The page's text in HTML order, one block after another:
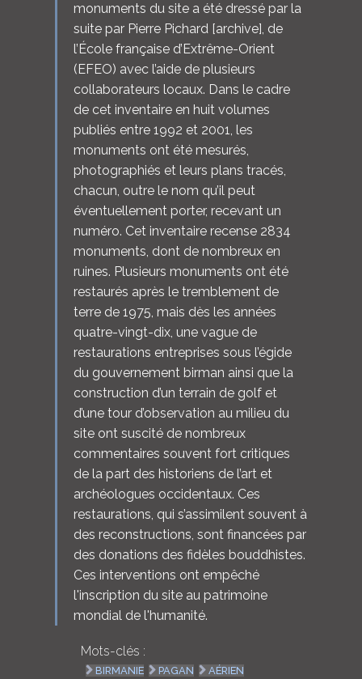
monuments du site a été dressé par la
suite par Pierre Pichard [archive], de
l’École française d’Extrême-Orient
(EFEO) avec l’aide de plusieurs
collaborateurs locaux. Dans le cadre
de cet inventaire en huit volumes
publiés entre 1992 et 2001, les
monuments ont été mesurés,
photographiés et leurs plans tracés,
chacun, outre le nom qu’il peut
éventuellement porter, recevant un
numéro. Cet inventaire recense 2834
monuments, dont de nombreux en
ruines. Plusieurs monuments ont été
restaurés après le tremblement de
terre de 1975, mais dès les années
quatre-vingt-dix, une vague de
restaurations entreprises sous l’égide
du gouvernement birman ainsi que la
construction d’un terrain de golf et
d’une tour d’observation au milieu du
site ont suscité de nombreux
commentaires souvent fort critiques
de la part des historiens de l’art et
archéologues occidentaux. Ces
restaurations, qui s’assimilent souvent à
des reconstructions, sont financées par
des donations des fidèles bouddhistes.
Ces interventions ont empêché
l'inscription du site au patrimoine
mondial de l'humanité.
Mots-clés :
BIRMANIE PAGAN
AÉRIEN